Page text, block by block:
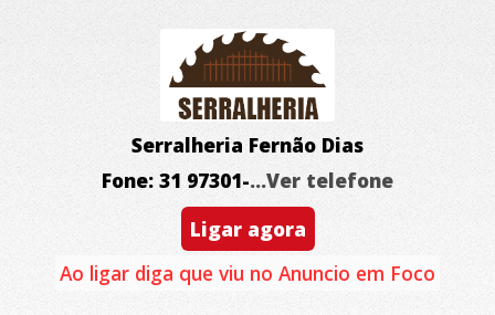
Serralheria Fernão Dias
Fone: 31 97301-...Ver telefone
Ligar agora
Ao ligar diga que viu no Anuncio em Foco